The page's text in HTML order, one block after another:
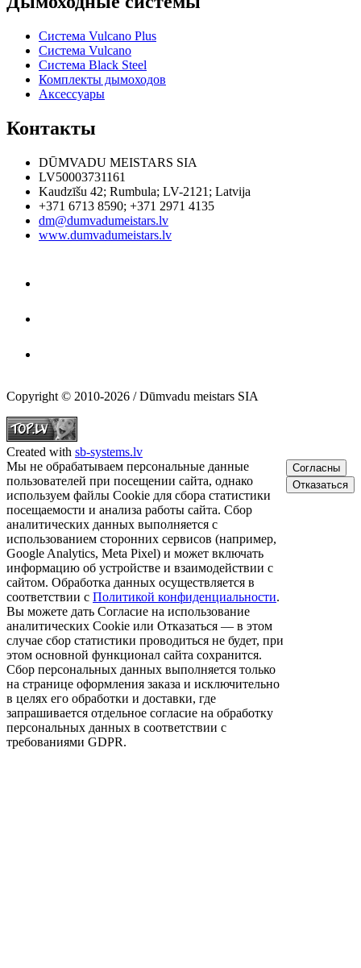
Система Vulcano Plus
Система Vulcano
Система Black Steel
Комплекты дымоходов
Аксессуары
Контакты
DŪMVADU MEISTARS SIA
LV50003731161
Kaudzīšu 42; Rumbula; LV-2121 ; Latvija
+371 6713 8590; +371 2971 4135
dm@dumvadumeistars.lv
www.dumvadumeistars.lv
Copyright © 2010-2026 / Dūmvadu meistars SIA
Created with sb-systems.lv
Мы не обрабатываем персональные данные
пользователей при посещении сайта, однако
используем файлы Cookie для сбора статистики
посещаемости и анализа работы сайта. Сбор
аналитических данных выполняется с
использованием сторонних сервисов (например,
Google Analytics, Meta Pixel) и может включать
информацию об устройстве и взаимодействии с
сайтом. Обработка данных осуществляется в
соответствии с Политикой конфиденциальности.
Вы можете дать Согласие на использование
аналитических Cookie или Отказаться — в этом
случае сбор статистики проводиться не будет, при
этом основной функционал сайта сохранится.
Сбор персональных данных выполняется только
на странице оформления заказа и исключительно
в целях его обработки и доставки, где
запрашивается отдельное согласие на обработку
персональных данных в соответствии с
требованиями GDPR.
Согласны
Отказаться